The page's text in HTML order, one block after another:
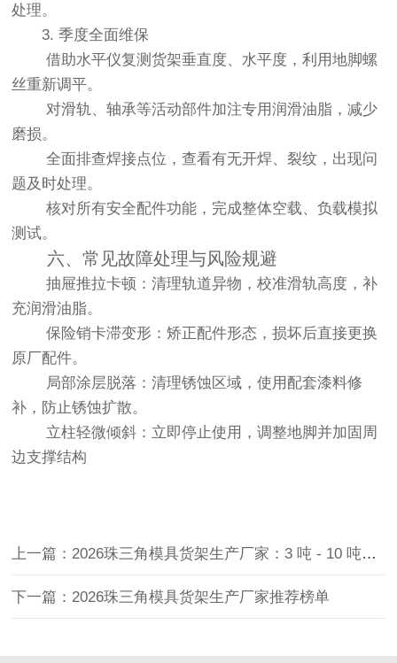
处理。
3. 季度全面维保
借助水平仪复测货架垂直度、水平度，利用地脚螺
丝重新调平。
对滑轨、轴承等活动部件加注专用润滑油脂，减少
磨损。
全面排查焊接点位，查看有无开焊、裂纹，出现问
题及时处理。
核对所有安全配件功能，完成整体空载、负载模拟
测试。
六、常见故障处理与风险规避
抽屉推拉卡顿：清理轨道异物，校准滑轨高度，补
充润滑油脂。
保险销卡滞变形：矫正配件形态，损坏后直接更换
原厂配件。
局部涂层脱落：清理锈蚀区域，使用配套漆料修
补，防止锈蚀扩散。
立柱轻微倾斜：立即停止使用，调整地脚并加固周
边支撑结构
上一篇：2026珠三角模具货架生产厂家：3 吨 - 10 吨的货架专业定制
下一篇：2026珠三角模具货架生产厂家推荐榜单